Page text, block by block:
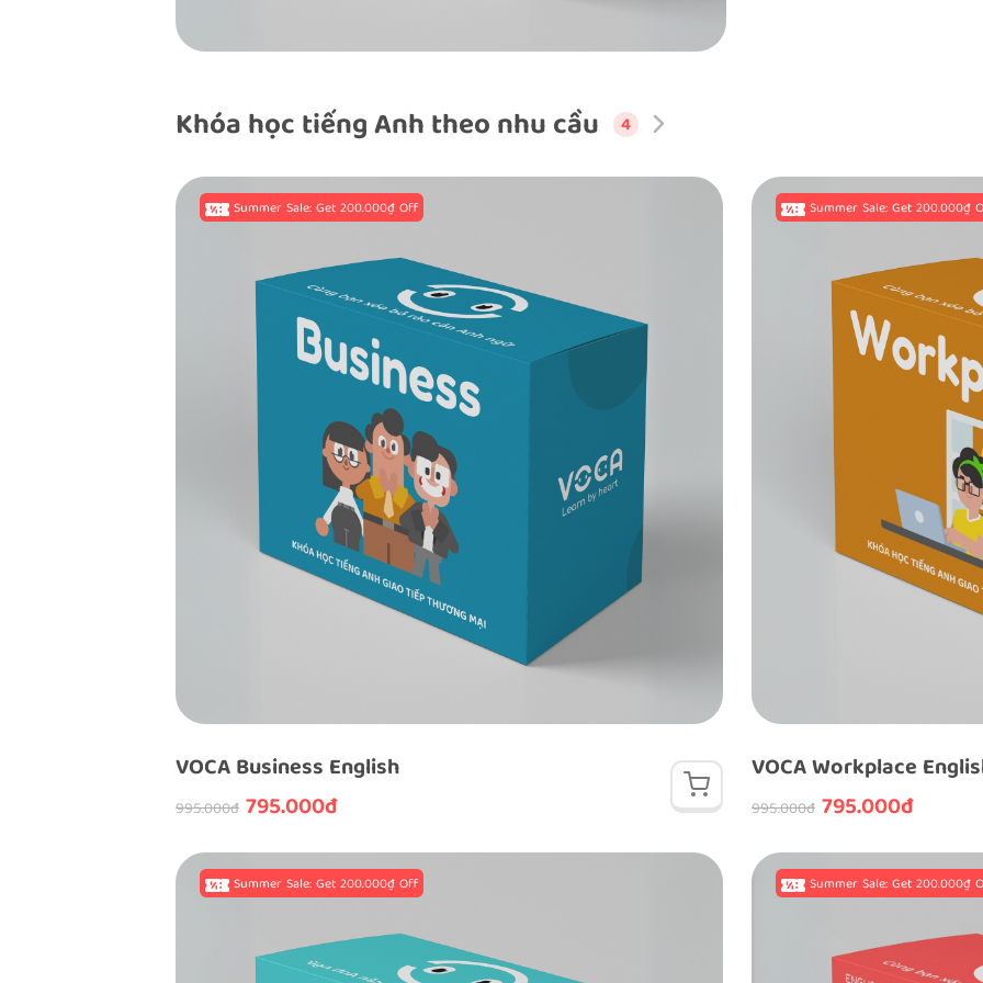
Khóa học tiếng Anh theo nhu cầu 4
Summer Sale: Get 200.000₫ Off
VOCA Business English
995.000đ 795.000đ
Summer Sale: Get 200.000₫
VOCA Workplace
995.000đ 795.000đ
Summer Sale: Get 200.000₫ Off Summer Sale: Get 200.000₫